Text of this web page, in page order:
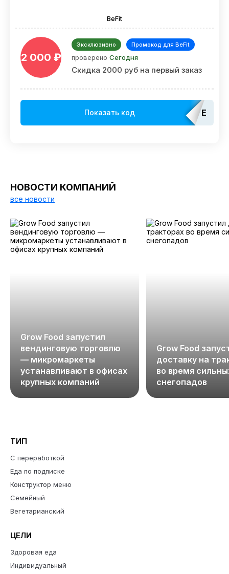
BeFit
2 000 ₽
Эксклюзивно Промокод для BeFit
проверено Сегодня
Скидка 2000 руб на первый заказ
Показать код
НОВОСТИ КОМПАНИЙ
все новости
Grow Food запустил
вендинговую торговлю
— микромаркеты
устанавливают в офисах
крупных компаний
Grow Food
доставку на
во время
снегопадов
ТИП
С переработкой
Еда по подписке
Конструктор меню
Семейный
Вегетарианский
ЦЕЛИ
Здоровая еда
Индивидуальный